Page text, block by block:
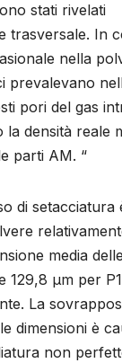
stati rivelati
trasversale. In
nella
prevalevano
pori del gas
densità reale
parti AM. “
di setacciatura
media
129,8 μm per
La
dimensioni è
non